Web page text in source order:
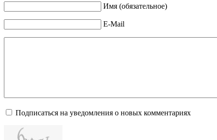
Имя (обязательное)
E-Mail
Подписаться на уведомления о новых комментариях